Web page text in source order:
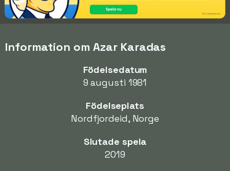
Information om Azar Karadas
Födelsedatum
9 augusti 1981
Födelseplats
Nordfjordeid, Norge
Slutade spela
2019